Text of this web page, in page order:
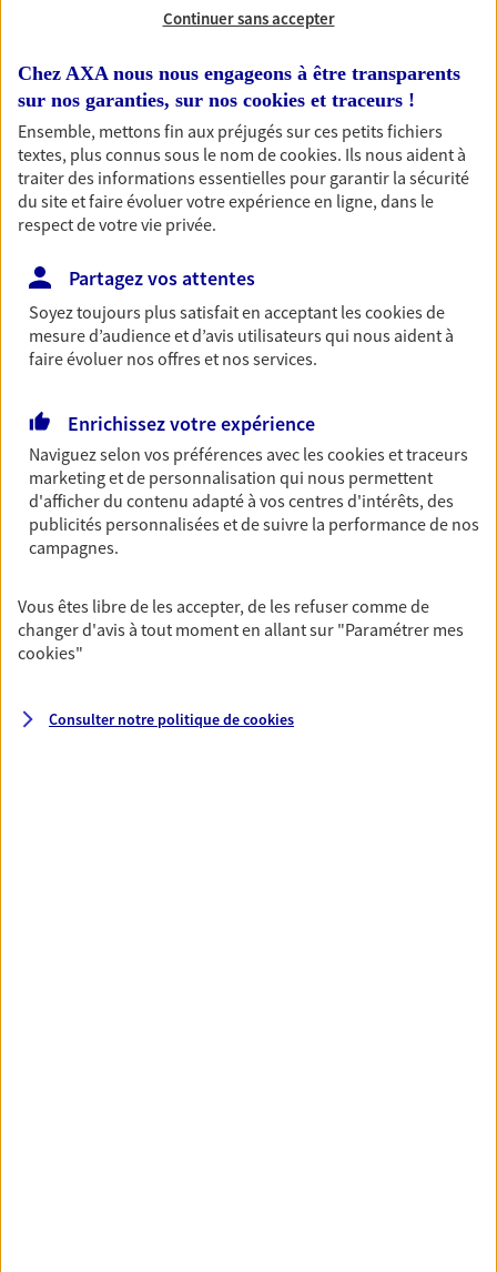
Nos offres phares
Épargne
Réalisez vos projets grâce à votre épargne : achat
immobilier, études des enfants ou voyage autour
du monde… Épargnez à votre rythme et
simplement, selon votre profil.
Découvrir les offres Épargne
Préparez sereinement ce nouveau chapitre de
votre vie avec les conseils d'un expert. Découvrez
notre solution PER (Plan Epargne Retraite)
spécialement conçue pour la retraite.
Découvrir l'offre Retraite
Prévoyance
Pour un avenir serein, assurez-vous avec notre
contrat prévoyance. Préservez vos proches en cas
invalidité ou de décès.
Continuer sans accepter
Chez AXA nous nous engageons à être transparents
sur nos garanties, sur nos cookies et traceurs !
Ensemble, mettons fin aux préjugés sur ces petits fichiers
textes, plus connus sous le nom decookies. Ils nous aident à
traiter des informations essentielles pour garantir la sécurité
du site et faire évoluer votre expérience en ligne, dans le
respect de votre vie privée.
Partagez vos attentes
Soyez toujours plus satisfait en acceptant lescookiesde
mesure d’audience et d’avis utilisateurs qui nous aident à
faire évoluer nos offres et nos services.
Enrichissez votre expérience
Naviguez selon vos préférences avec lescookies et traceurs
marketing et de personnalisation qui nous permettent
d'afficher du contenu adapté à vos centres d'intérêts, des
publicités personnalisées et de suivre la performance de nos
campagnes.
Vous êtes libre de les accepter, de les refuser comme de
changer d'avis à tout moment en allant sur "Paramétrer mes
cookies"
Consulter notre politique decookies